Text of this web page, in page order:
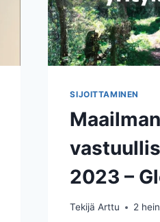
SIJOITTAMINEN
2023 –
Tekijä Arttu 2